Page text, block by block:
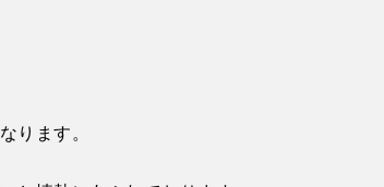
ります。